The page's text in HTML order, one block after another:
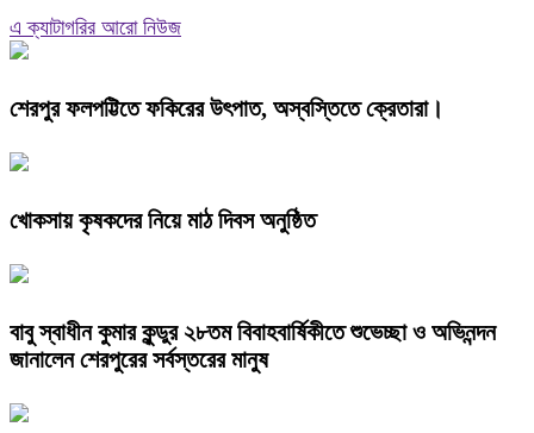
এ ক্যাটাগরির আরো নিউজ
শেরপুর ফলপট্টিতে ফকিরের উৎপাত, অস্বস্তিতে ক্রেতারা।
খোকসায় কৃষকদের নিয়ে মাঠ দিবস অনুষ্ঠিত
বাবু স্বাধীন কুমার কুন্ডুর ২৮তম বিবাহবার্ষিকীতে শুভেচ্ছা ও অভিনন্দন
জানালেন শেরপুরের সর্বস্তরের মানুষ